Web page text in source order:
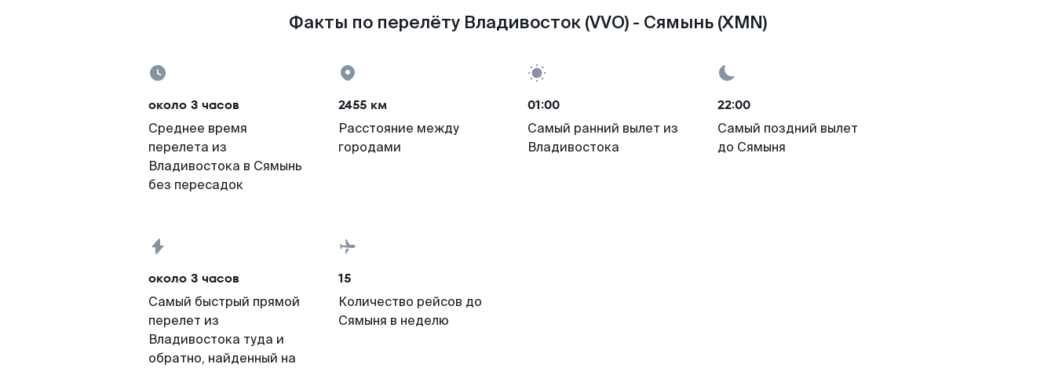
Факты по перелёту Владивосток (VVO) - Сямынь (XMN)
около 3 часов
Среднее время
перелета из
Владивостока в Сямынь
без пересадок
2455 км
Расстояние между
городами
01:00
Самый ранний вылет из
Владивостока
22:00
Самый поздний вылет
до Сямыня
около 3 часов
Самый быстрый прямой
перелет из
Владивостока туда и
обратно, найденный на
15
Количество рейсов до
Сямыня в неделю